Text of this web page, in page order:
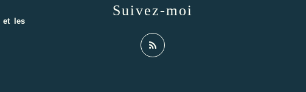
et les
Suivez-moi